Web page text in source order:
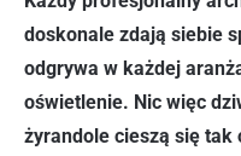
doskonale zdają siebie
odgrywa w każdej
oświetlenie. Nic więc
żyrandole cieszą się